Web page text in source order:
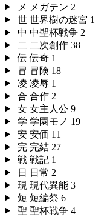
メ
メガテン 2
世 世界樹の迷宮 1
中 中聖杯戦争 2
二 二次創作 38
伝伝奇 1
冒 冒険 18
凌 凌辱 1
合 合作 2
女 女主人公 9
学 学園モノ 19
安 安価 11
完 完結 27
戦 戦記 1
日
日常 2
現 現代異能 3
短 短編祭 6
聖 聖杯戦争 4